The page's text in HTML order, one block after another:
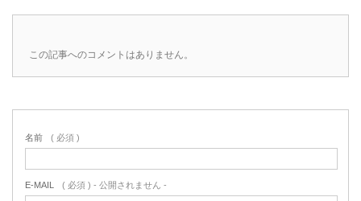
この記事へのコメントはありません。
名前 ( 必須 )
E-MAIL ( 必須 ) - 公開されません -